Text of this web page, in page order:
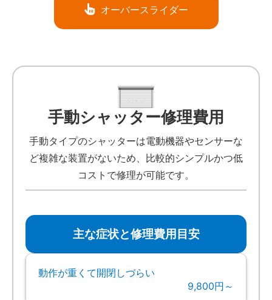
オーバースライダー
手動シャッター修理費用
手動タイプのシャッターは電動機器やセンサーな
ど複雑な装置がないため、比較的シンプルかつ低
コストで修理が可能です。
主な症状と修理費用目安
動作が重くて開閉しづらい
9,800円～